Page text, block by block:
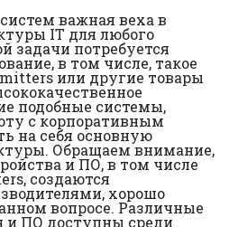
важная веха в
IT для любого
задачи потребуется
в том числе, такое
или другие товары
подобные системы,
с корпоративным
на себя основную
Обращаем внимание,
и ПО, в том числе
создаются
хорошо
вопросе. Различные
и ПО доступны среди